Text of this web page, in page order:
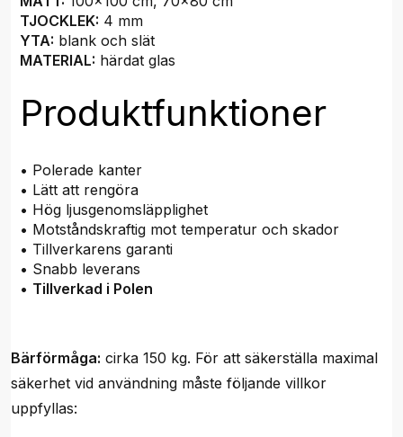
TJOCKLEK: 4 mm
YTA: blank och slät
MATERIAL: härdat glas
Produktfunktioner
• Polerade kanter
• Lätt att rengöra
• Hög ljusgenomsläpplighet
• Motståndskraftig mot temperatur och skador
• Tillverkarens garanti
• Snabb leverans
• Tillverkad i Polen
Bärförmåga: cirka 150 kg. För att säkerställa maximal
säkerhet vid användning måste följande villkor
uppfyllas: